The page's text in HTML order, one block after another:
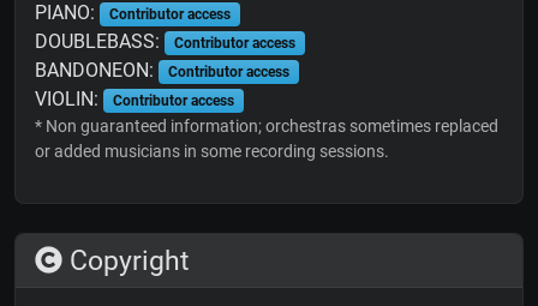
PIANO: Contributor access
DOUBLEBASS: Contributor access
BANDONEON: Contributor access
VIOLIN: Contributor access
* Non guaranteed information; orchestras sometimes replaced
or added musicians in some recording sessions.
Copyright